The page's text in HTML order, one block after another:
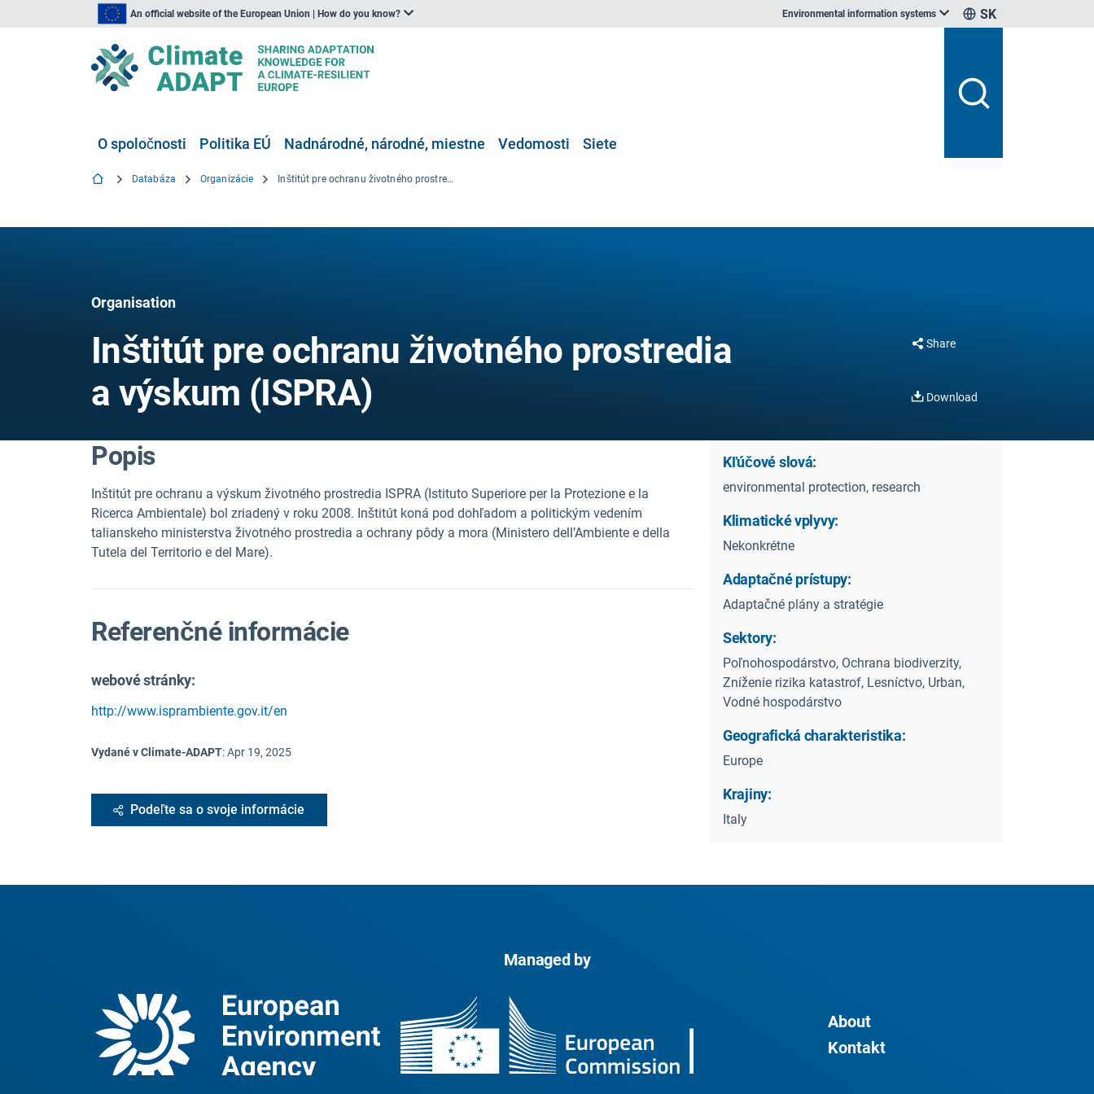
An official website of the European Union | How do you know? Environmental information systems SK
O spoločnosti Politika EÚ Nadnárodné, národné, miestne Vedomosti Siete
Databáza Organizácie Inštitút pre ochranu životného prostredia a výskum (ISPRA)
Organisation
Inštitút pre ochranu životného prostredia
a výskum (ISPRA)
Share
Download
Popis
Inštitút pre ochranu a výskum životného prostredia ISPRA (Istituto Superiore per la Protezione e la
Ricerca Ambientale) bol zriadený v roku 2008. Inštitút koná pod dohľadom a politickým vedením
talianskeho ministerstva životného prostredia a ochrany pôdy a mora (Ministero dell’Ambiente e della
Tutela del Territorio e del Mare).
Referenčné informácie
webové stránky:
http://www.isprambiente.gov.it/en
Vydané v Climate-ADAPT:Apr 19, 2025
Podeľte sa o svoje informácie
Kľúčové slová:
environmental protection, research
Klimatické vplyvy:
Nekonkrétne
Adaptačné prístupy:
Adaptačné plány a stratégie
Sektory:
Poľnohospodárstvo, Ochrana biodiverzity,
Zníženie rizika katastrof, Lesníctvo, Urban,
Vodné hospodárstvo
Geografická charakteristika:
Europe
Krajiny:
Italy
Managed by
About
Kontakt